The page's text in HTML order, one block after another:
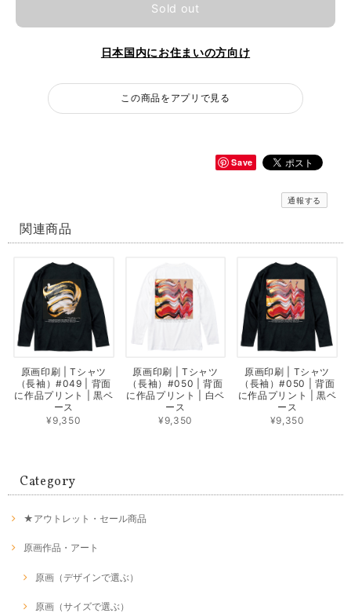
Sold out
日本国内にお住まいの方向け
この商品をアプリで見る
Save
通報する
関連商品
原画印刷 | Tシャツ
（長袖）#049 | 背面
に作品プリント | 黒ベ
ース
¥9,350
原画印刷 | Tシャツ
（長袖）#050 | 背面
に作品プリント | 白ベ
ース
¥9,350
原画印刷 | Tシャツ
（長袖）#050 | 背面
に作品プリント | 黒ベ
ース
¥9,350
Category
★アウトレット・セール商品
原画作品・アート
原画（デザインで選ぶ）
原画（サイズで選ぶ）